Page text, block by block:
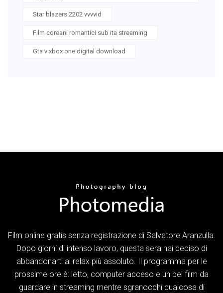
Star blazers 2202 vvvvid
Film coreani romantici sub ita streaming
Gta v xbox one digital download
Film online gratis senza registrazione di Salvatore Aranzulla.
Dopo giorni di intenso lavoro, questa sera hai deciso di
abbandonarti al relax più assoluto. Il programma per le
prossime ore è: letto, computer acceso e un bel film da
guardare in streaming mentre sgranocchi qualcosa di